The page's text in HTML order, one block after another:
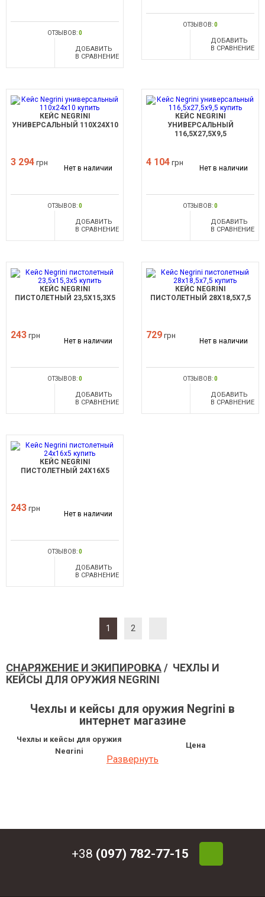
ОТЗЫВОВ:0
ДОБАВИТЬ
В СРАВНЕНИЕ
ОТЗЫВОВ:0
ДОБАВИТЬ
В СРАВНЕНИЕ
КЕЙС NEGRINI
УНИВЕРСАЛЬНЫЙ 110X24X10
3 294 грн
Нет в наличии
ОТЗЫВОВ:0
ДОБАВИТЬ
В СРАВНЕНИЕ
КЕЙС NEGRINI
УНИВЕРСАЛЬНЫЙ
116,5X27,5X9,5
4 104 грн
Нет в наличии
ОТЗЫВОВ:0
ДОБАВИТЬ
В СРАВНЕНИЕ
КЕЙС NEGRINI
ПИСТОЛЕТНЫЙ 23,5X15,3X5
243 грн
Нет в наличии
ОТЗЫВОВ:0
ДОБАВИТЬ
В СРАВНЕНИЕ
КЕЙС NEGRINI
ПИСТОЛЕТНЫЙ 28X18,5X7,5
729 грн
Нет в наличии
ОТЗЫВОВ:0
ДОБАВИТЬ
В СРАВНЕНИЕ
КЕЙС NEGRINI
ПИСТОЛЕТНЫЙ 24Х16Х5
243 грн
Нет в наличии
ОТЗЫВОВ:0
ДОБАВИТЬ
В СРАВНЕНИЕ
1 2
СНАРЯЖЕНИЕ И ЭКИПИРОВКА/ ЧЕХЛЫ И
КЕЙСЫ ДЛЯ ОРУЖИЯ NEGRINI
Чехлы и кейсы для оружия Negrini в
интернет магазине
Чехлы и кейсы для оружия
Negrini
Цена
Кейс под разборку для
95x23x10
2 700 грн
Развернуть
+38 (097) 782-77-15